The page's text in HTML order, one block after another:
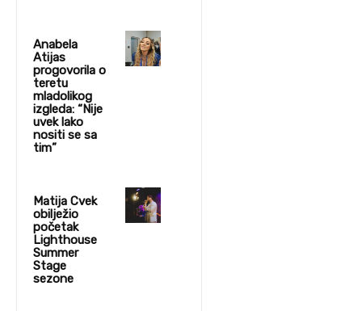
Anabela
Atijas
progovorila o
teretu
mladolikog
izgleda: “Nije
uvek lako
nositi se sa
tim”
Matija Cvek
obilježio
početak
Lighthouse
Summer
Stage
sezone